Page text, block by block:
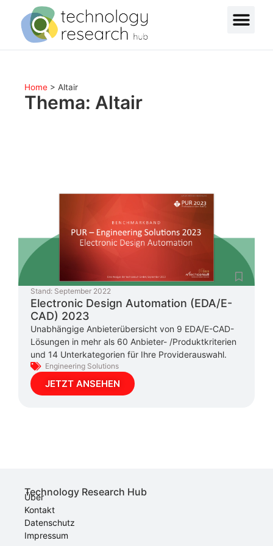
Home > Altair
Thema: Altair
Stand: September 2022
Electronic Design Automation (EDA/E-
CAD) 2023
Unabhängige Anbieterübersicht von 9 EDA/E-CAD-
Lösungen in mehr als 60 Anbieter- /Produktkriterien
und 14 Unterkategorien für Ihre Providerauswahl.
Engineering Solutions
JETZT ANSEHEN
Technology Research Hub
Über
Kontakt
Datenschutz
Impressum